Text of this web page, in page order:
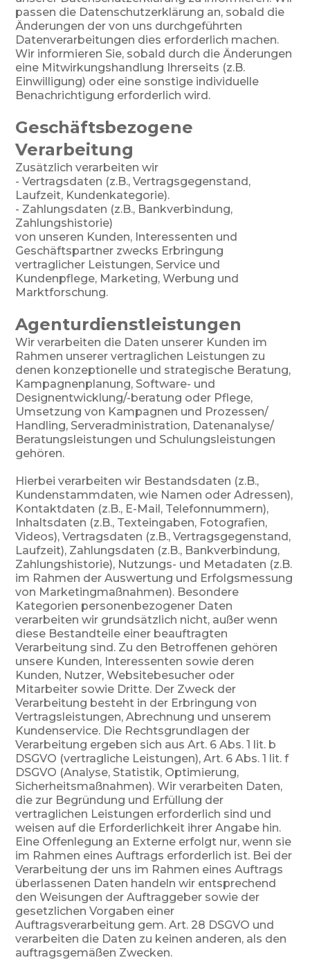
passen die Datenschutzerklärung an, sobald die
Änderungen der von uns durchgeführten
Datenverarbeitungen dies erforderlich machen.
Wir informieren Sie, sobald durch die Änderungen
eine Mitwirkungshandlung Ihrerseits (z.B.
Einwilligung) oder eine sonstige individuelle
Benachrichtigung erforderlich wird.
Geschäftsbezogene
Verarbeitung
Zusätzlich verarbeiten wir
- Vertragsdaten (z.B., Vertragsgegenstand,
Laufzeit, Kundenkategorie).
- Zahlungsdaten (z.B., Bankverbindung,
Zahlungshistorie)
von unseren Kunden, Interessenten und
Geschäftspartner zwecks Erbringung
vertraglicher Leistungen, Service und
Kundenpflege, Marketing, Werbung und
Marktforschung.
Agenturdienstleistungen
Wir verarbeiten die Daten unserer Kunden im
Rahmen unserer vertraglichen Leistungen zu
denen konzeptionelle und strategische Beratung,
Kampagnenplanung, Software- und
Designentwicklung/-beratung oder Pflege,
Umsetzung von Kampagnen und Prozessen/
Handling, Serveradministration, Datenanalyse/
Beratungsleistungen und Schulungsleistungen
gehören.
Hierbei verarbeiten wir Bestandsdaten (z.B.,
Kundenstammdaten, wie Namen oder Adressen),
Kontaktdaten (z.B., E-Mail, Telefonnummern),
Inhaltsdaten (z.B., Texteingaben, Fotografien,
Videos), Vertragsdaten (z.B., Vertragsgegenstand,
Laufzeit), Zahlungsdaten (z.B., Bankverbindung,
Zahlungshistorie), Nutzungs- und Metadaten (z.B.
im Rahmen der Auswertung und Erfolgsmessung
von Marketingmaßnahmen). Besondere
Kategorien personenbezogener Daten
verarbeiten wir grundsätzlich nicht, außer wenn
diese Bestandteile einer beauftragten
Verarbeitung sind. Zu den Betroffenen gehören
unsere Kunden, Interessenten sowie deren
Kunden, Nutzer, Websitebesucher oder
Mitarbeiter sowie Dritte. Der Zweck der
Verarbeitung besteht in der Erbringung von
Vertragsleistungen, Abrechnung und unserem
Kundenservice. Die Rechtsgrundlagen der
Verarbeitung ergeben sich aus Art. 6 Abs. 1 lit. b
DSGVO (vertragliche Leistungen), Art. 6 Abs. 1 lit. f
DSGVO (Analyse, Statistik, Optimierung,
Sicherheitsmaßnahmen). Wir verarbeiten Daten,
die zur Begründung und Erfüllung der
vertraglichen Leistungen erforderlich sind und
weisen auf die Erforderlichkeit ihrer Angabe hin.
Eine Offenlegung an Externe erfolgt nur, wenn sie
im Rahmen eines Auftrags erforderlich ist. Bei der
Verarbeitung der uns im Rahmen eines Auftrags
überlassenen Daten handeln wir entsprechend
den Weisungen der Auftraggeber sowie der
gesetzlichen Vorgaben einer
Auftragsverarbeitung gem. Art. 28 DSGVO und
verarbeiten die Daten zu keinen anderen, als den
auftragsgemäßen Zwecken.